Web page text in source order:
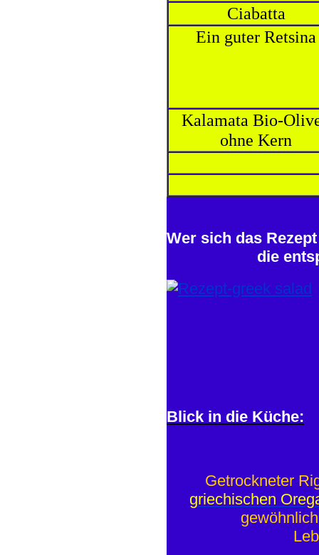
Ciabatta
Ein guter Retsina
Kalamata Bio-
ohne Kern
Wer sich das
die
Blick in die Küche:
Getrockneter
griechischen